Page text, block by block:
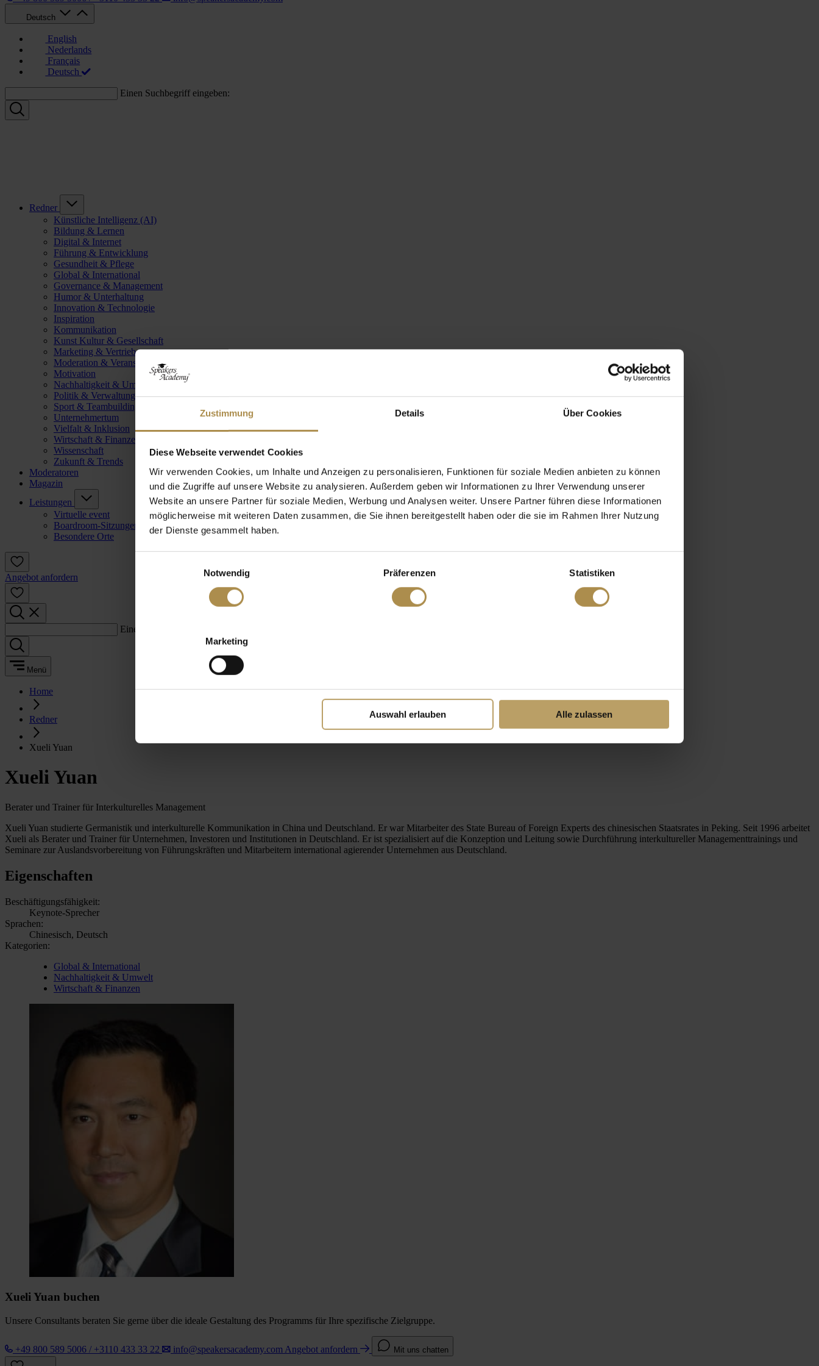
Zustimmung Details Über Cookies
Diese Webseite verwendet Cookies
Wir verwenden Cookies, um Inhalte und Anzeigen zu personalisieren, Funktionen für soziale Medien anbieten zu können
und die Zugriffe auf unsere Website zu analysieren. Außerdem geben wir Informationen zu Ihrer Verwendung unserer
Website an unsere Partner für soziale Medien, Werbung und Analysen weiter. Unsere Partner führen diese Informationen
möglicherweise mit weiteren Daten zusammen, die Sie ihnen bereitgestellt haben oder die sie im Rahmen Ihrer Nutzung
der Dienste gesammelt haben.
Notwendig
Präferenzen Statistiken
Marketing
Auswahl erlauben Alle zulassen
Deutsch
English
Nederlands
Français
Deutsch
Einen Suchbegriff eingeben:
Redner
Künstliche Intelligenz (AI)
Bildung & Lernen
Digital & Internet
Führung & Entwicklung
Gesundheit & Pflege
Global & International
Governance & Management
Humor & Unterhaltung
Innovation & Technologie
Inspiration
Kommunikation
Kunst Kultur & Gesellschaft
Marketing & Vertrieb
Moderation & Veranstaltungsleitung
Motivation
Nachhaltigkeit & Umwelt
Politik & Verwaltung
Sport & Teambuilding
Unternehmertum
Vielfalt & Inklusion
Wirtschaft & Finanzen
Wissenschaft
Zukunft & Trends
Moderatoren
Magazin
Leistungen
Virtuelle event
Boardroom-Sitzungen
Besondere Orte
Angebot anfordern
Einen Suchbegriff eingeben:
Menü
Home
Redner
Xueli Yuan
Xueli Yuan
Berater und Trainer für Interkulturelles Management
Xueli Yuan studierte Germanistik und interkulturelle Kommunikation in China und Deutschland. Er war Mitarbeiter des State Bureau of Foreign Experts des chinesischen Staatsrates in Peking. Seit 1996 arbeitet
Xueli als Berater und Trainer für Unternehmen, Investoren und Institutionen in Deutschland. Er ist spezialisiert auf die Konzeption und Leitung sowie Durchführung interkultureller Managementtrainings und
Seminare zur Auslandsvorbereitung von Führungskräften und Mitarbeitern international agierender Unternehmen aus Deutschland.
Eigenschaften
Beschäftigungsfähigkeit:
Keynote-Sprecher
Sprachen:
Chinesisch, Deutsch
Kategorien:
Global & International
Nachhaltigkeit & Umwelt
Wirtschaft & Finanzen
Xueli Yuan buchen
Unsere Consultants beraten Sie gerne über die ideale Gestaltung des Programms für Ihre spezifische Zielgruppe.
+49 800 589 5006 / +3110 433 33 22 info@speakersacademy.com Angebot anfordern Mit uns chatten